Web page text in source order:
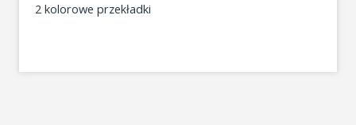
2 kolorowe przekładki